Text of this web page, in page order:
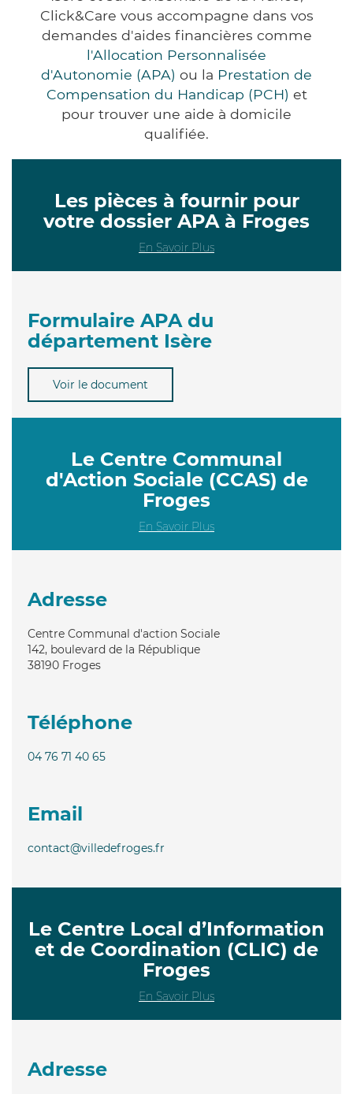
Click&Care vous accompagne dans vos
demandes d'aides financières comme
l'Allocation Personnalisée
d'Autonomie (APA) ou la Prestation de
Compensation du Handicap (PCH) et
pour trouver une aide à domicile
qualifiée.
Les pièces à fournir pour
votre dossier APA à Froges
En Savoir Plus
Formulaire APA du
département Isère
Voir le document
Le Centre Communal
d'Action Sociale (CCAS) de
Froges
En Savoir Plus
Adresse
Centre Communal d'action Sociale
142, boulevard de la République
38190 Froges
Téléphone
04 76 71 40 65
Email
contact@villedefroges.fr
Le Centre Local d’Information
et de Coordination (CLIC) de
Froges
En Savoir Plus
Adresse